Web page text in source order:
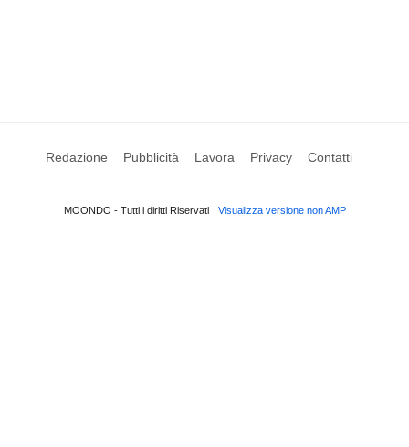
Redazione Pubblicità Lavora Privacy Contatti
MOONDO - Tutti i diritti Riservati Visualizza versione non AMP